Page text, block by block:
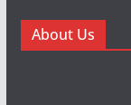
About Us